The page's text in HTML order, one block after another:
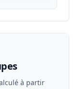
à partir